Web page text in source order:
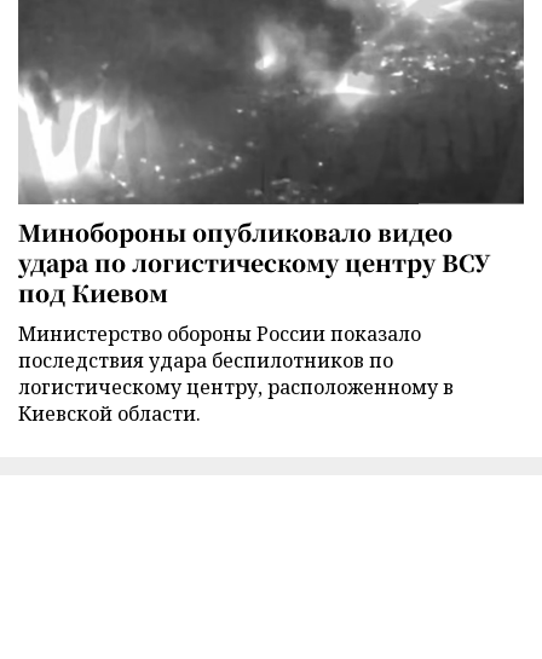
Минобороны опубликовало видео
удара по логистическому центру ВСУ
под Киевом
Министерство обороны России показало
последствия удара беспилотников по
логистическому центру, расположенному в
Киевской области.